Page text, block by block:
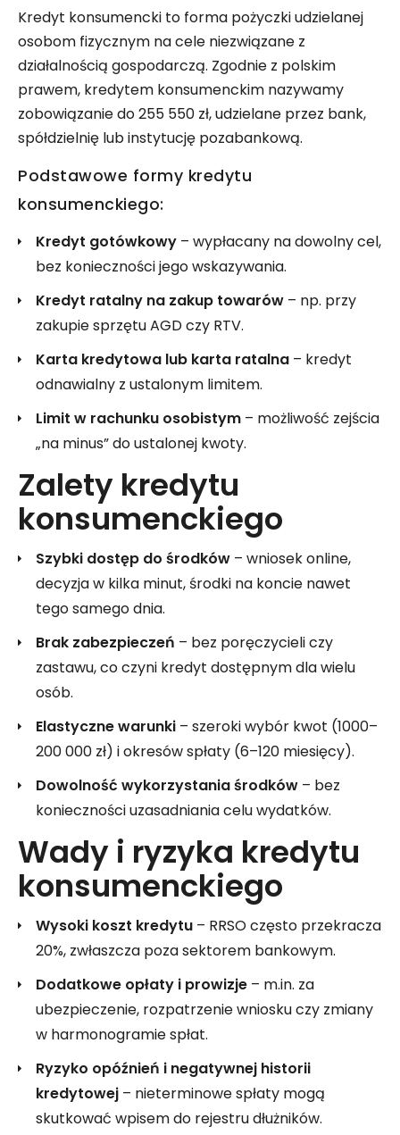
Kredyt konsumencki to forma pożyczki udzielanej
osobom fizycznym na cele niezwiązane z
działalnością gospodarczą. Zgodnie z polskim
prawem, kredytem konsumenckim nazywamy
zobowiązanie do 255 550 zł, udzielane przez bank,
spółdzielnię lub instytucję pozabankową.
Podstawowe formy kredytu
konsumenckiego:
Kredyt gotówkowy – wypłacany na dowolny cel,
bez konieczności jego wskazywania.
Kredyt ratalny na zakup towarów – np. przy
zakupie sprzętu AGD czy RTV.
Karta kredytowa lub karta ratalna – kredyt
odnawialny z ustalonym limitem.
Limit w rachunku osobistym – możliwość zejścia
„na minus” do ustalonej kwoty.
Zalety kredytu
konsumenckiego
Szybki dostęp do środków – wniosek online,
decyzja w kilka minut, środki na koncie nawet
tego samego dnia.
Brak zabezpieczeń – bez poręczycieli czy
zastawu, co czyni kredyt dostępnym dla wielu
osób.
Elastyczne warunki – szeroki wybór kwot (1000–
200 000 zł) i okresów spłaty (6–120 miesięcy).
Dowolność wykorzystania środków – bez
konieczności uzasadniania celu wydatków.
Wady i ryzyka kredytu
konsumenckiego
Wysoki koszt kredytu – RRSO często przekracza
20%, zwłaszcza poza sektorem bankowym.
Dodatkowe opłaty i prowizje – m.in. za
ubezpieczenie, rozpatrzenie wniosku czy zmiany
w harmonogramie spłat.
Ryzyko opóźnień i negatywnej historii
kredytowej – nieterminowe spłaty mogą
skutkować wpisem do rejestru dłużników.